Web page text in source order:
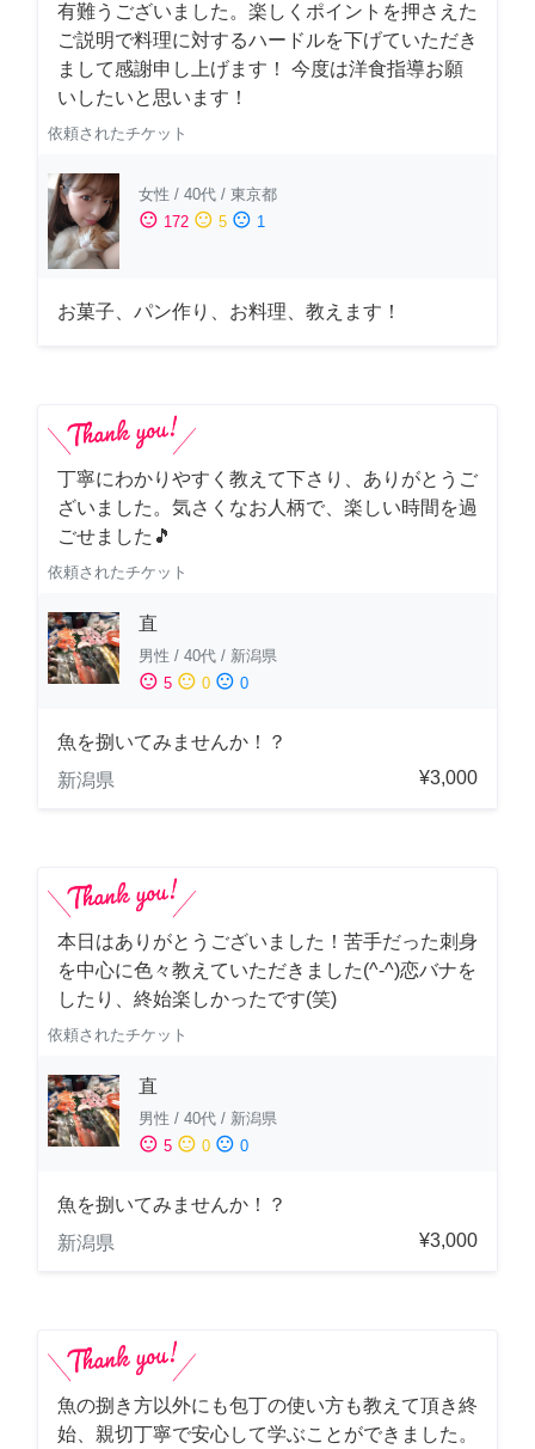
有難うございました。楽しくポイントを押さえた
ご説明で料理に対するハードルを下げていただき
まして感謝申し上げます！ 今度は洋食指導お願
いしたいと思います！
依頼されたチケット
女性 / 40代 / 東京都
sentiment_satisfied 172 sentiment_neutral 5 sentiment_dissatisfied 1
お菓子、パン作り、お料理、教えます！
丁寧にわかりやすく教えて下さり、ありがとうご
ざいました。気さくなお人柄で、楽しい時間を過
ごせました🎵
依頼されたチケット
直
男性 / 40代 / 新潟県
sentiment_satisfied 5 sentiment_neutral 0 sentiment_dissatisfied 0
魚を捌いてみませんか！？
新潟県
¥3,000
本日はありがとうございました！苦手だった刺身
を中心に色々教えていただきました(^-^)恋バナを
したり、終始楽しかったです(笑)
依頼されたチケット
直
男性 / 40代 / 新潟県
sentiment_satisfied 5 sentiment_neutral 0 sentiment_dissatisfied 0
魚を捌いてみませんか！？
新潟県
¥3,000
魚の捌き方以外にも包丁の使い方も教えて頂き終
始、親切丁寧で安心して学ぶことができました。